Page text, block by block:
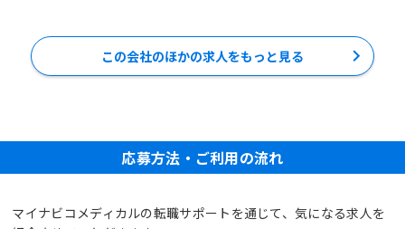
この会社のほかの求人をもっと見る
応募方法・ご利用の流れ
マイナビコメディカルの転職サポートを通じて、気になる求人を